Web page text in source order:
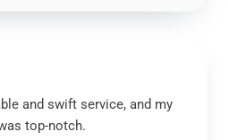
and swift service, and my
top-notch.